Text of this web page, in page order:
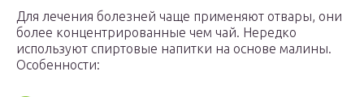
Для лечения болезней чаще применяют отвары, они
более концентрированные чем чай. Нередко
используют спиртовые напитки на основе малины.
Особенности: